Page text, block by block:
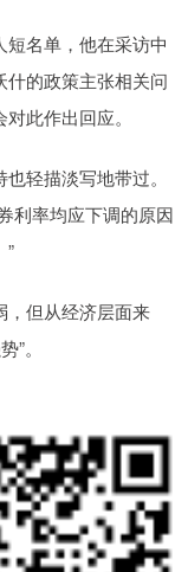
名单，他在采访中
的政策主张相关问
此作出回应。
轻描淡写地带过。
利率均应下调的原因
”
但从经济层面来
”。